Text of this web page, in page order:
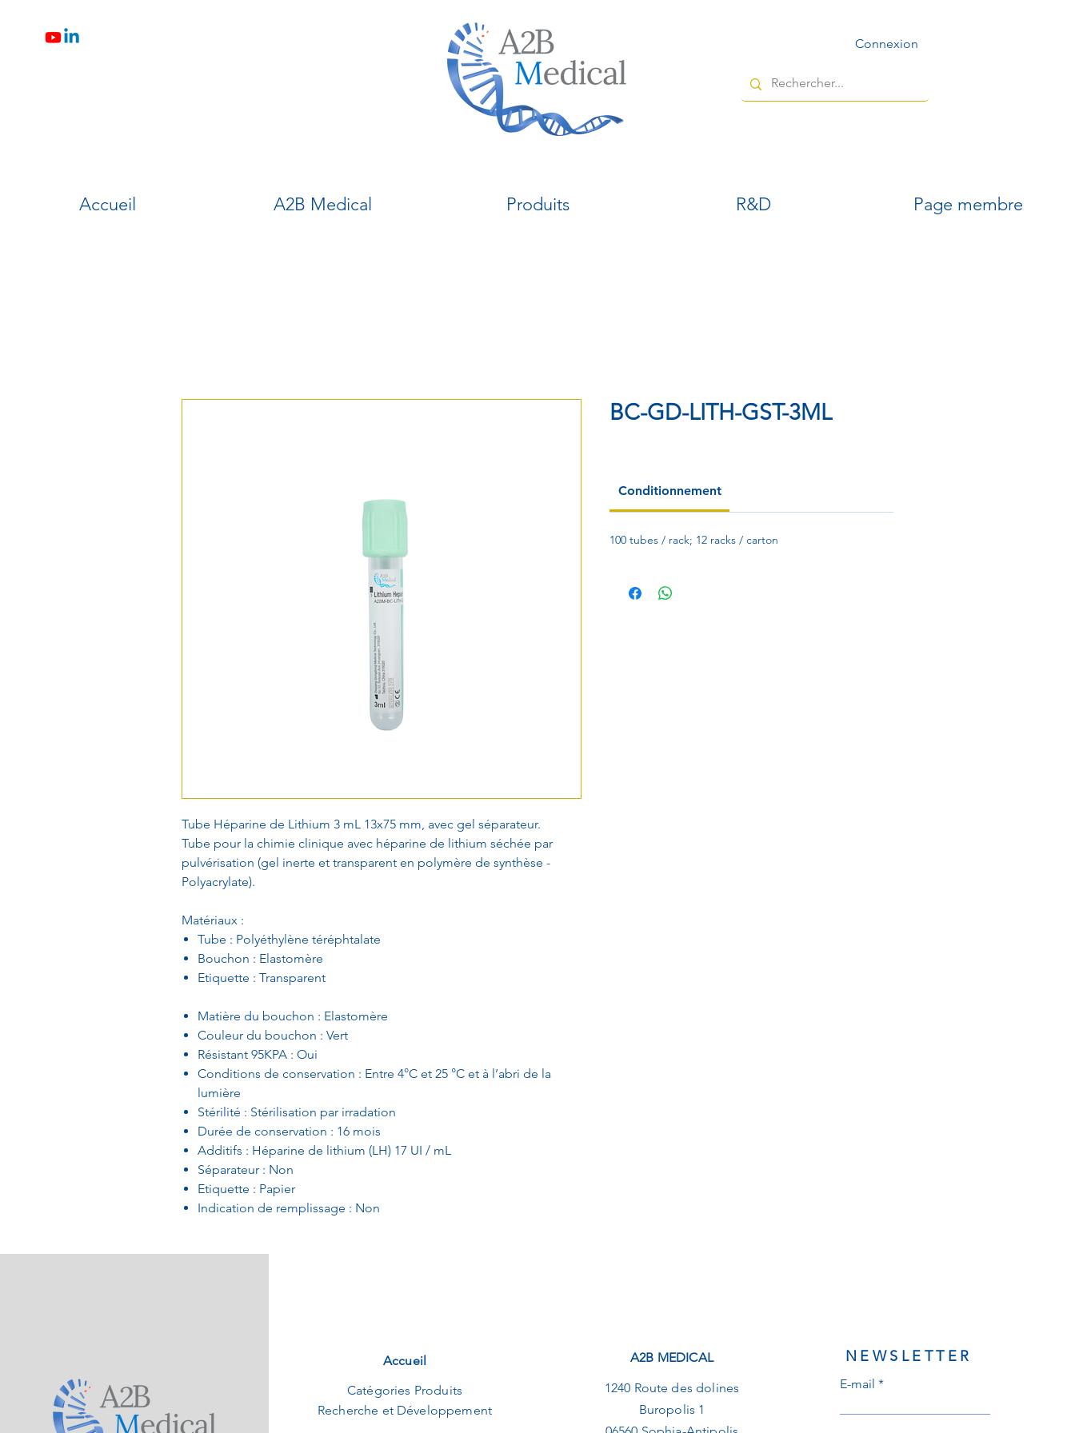
Connexion
Accueil A2B Medical Produits R&D Page membre
Tube Héparine de Lithium 3 mL 13x75 mm, avec gel séparateur.
Tube pour la chimie clinique avec héparine de lithium séchée par
pulvérisation (gel inerte et transparent en polymère de synthèse -
Polyacrylate).
Matériaux :
Tube : Polyéthylène téréphtalate
Bouchon : Elastomère
Etiquette : Transparent
Matière du bouchon : Elastomère
Couleur du bouchon : Vert
Résistant 95KPA : Oui
Conditions de conservation : Entre 4°C et 25 °C et à l’abri de la
lumière
Stérilité : Stérilisation par irradation
Durée de conservation : 16 mois
Additifs : Héparine de lithium (LH) 17 UI / mL
Séparateur : Non
Etiquette : Papier
Indication de remplissage : Non
BC-GD-LITH-GST-3ML
Conditionnement
100 tubes / rack; 12 racks / carton
Accueil
Catégories Produits
Recherche et Développement
A2B MEDICAL
1240 Route des dolines
Buropolis 1
NEWSLETTER
E-mail